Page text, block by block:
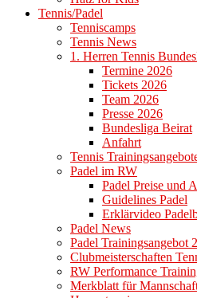
Tennis/Padel
Tenniscamps
Tennis News
1. Herren Tennis
Termine 2026
Tickets 2026
Team 2026
Presse 2026
Bundesliga Beirat
Anfahrt
Tennis
Padel im RW
Padel Preise und
Guidelines Padel
Erklärvideo
Padel News
Padel Trainingsangebot
Clubmeisterschaften
RW Performance
Merkblatt für